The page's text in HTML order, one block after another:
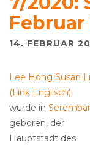
Februar
14. FEBRUAR
Lee Hong Susan
(Link Englisch)
wurde in
geboren, der
Hauptstadt des